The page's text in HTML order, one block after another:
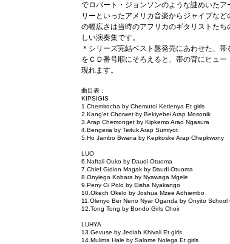
でロバート・ジョンソンのような謎めいた
リーといったアメリカ音楽からジャイブな
の幅広さは当時のアフリカのギタリストた
しい演奏集です。
＊シリーズ完結ベスト盤発売にあわせた、
をＣＤ番号順にそろえると、帯の背にヒュ
現れます。
曲目表：
KIPSIGIS
1.Chemirocha by Chemutoi Ketienya Et girls
2.Kang'et Chorwet by Bekiyebei Arap Mosonik
3.Arap Chemonget by Kipkemo Arao Ngasura
4.Bengeria by Teituk Arap Sumiyot
5.Ho Jambo Bwana by Kepkoske Arap Chepkwony
LUO
6.Naftali Ouko by Daudi Otuoma
7.Chief Gidion Magak by Daudi Otuoma
8.Onyiego Kobara by Nyawaga Mgele
9.Peny Gi Polo by Eisha Nyakango
10.Okech Okelo by Joshua Mzee Adhiembo
11.Olenyo Ber Neno Nyar Oganda by Onyito School
12.Tong Tong by Bondo Girls Choir
LUHYA
13.Gevuse by Jediah Khivali Et girls
14.Mulima Hale by Salome Nolega Et girls